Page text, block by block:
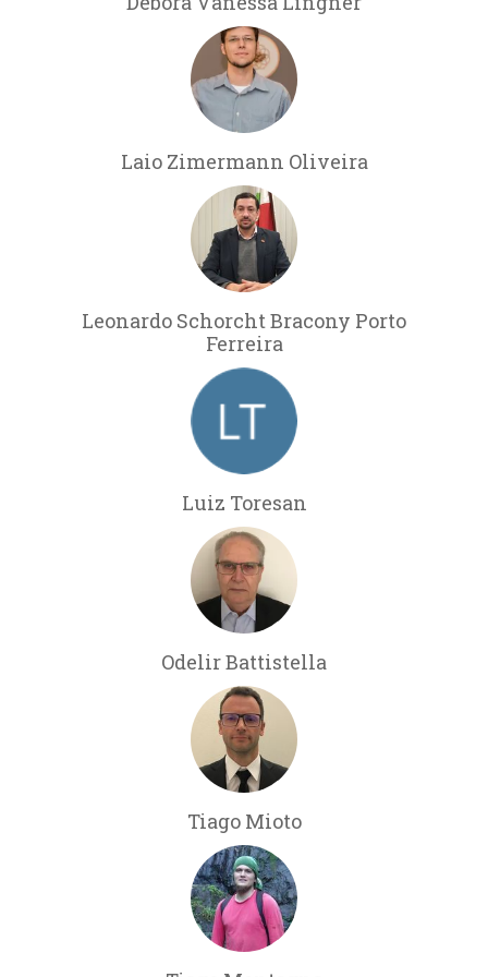
Laio Zimermann Oliveira
Leonardo Schorcht Bracony Porto
Ferreira
Luiz Toresan
Odelir Battistella
Tiago Mioto